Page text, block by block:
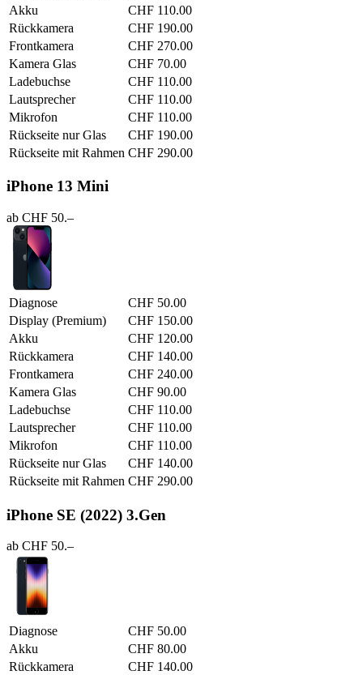
Akku
CHF 110.00
Rückkamera
CHF 190.00
Frontkamera
CHF 270.00
Kamera Glas
CHF 70.00
Ladebuchse
CHF 110.00
Lautsprecher
CHF 110.00
Mikrofon
CHF 110.00
Rückseite nur Glas
CHF 190.00
Rückseite mit Rahmen CHF 290.00
iPhone 13 Mini
ab CHF 50.–
Diagnose
CHF 50.00
Display (Premium)
CHF 150.00
Akku
CHF 120.00
Rückkamera
CHF 140.00
Frontkamera
CHF 240.00
Kamera Glas
CHF 90.00
Ladebuchse
CHF 110.00
Lautsprecher
CHF 110.00
Mikrofon
CHF 110.00
Rückseite nur Glas
CHF 140.00
Rückseite mit Rahmen CHF 290.00
iPhone SE (2022) 3.Gen
ab CHF 50.–
Diagnose
CHF 50.00
Akku
CHF 80.00
Rückkamera
CHF 140.00